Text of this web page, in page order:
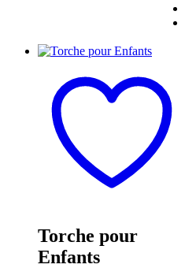
Torche pour
Enfants